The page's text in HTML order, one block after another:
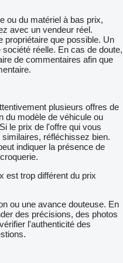
ou du matériel à bas prix,
avec un vendeur réel.
propriétaire que possible. Un
réelle. En cas de doute,
de commentaires afin que
plusieurs offres de
du modèle de véhicule ou
le prix de l'offre qui vous
réfléchissez bien.
indiquer la présence de
est trop différent du prix
ou une avance douteuse. En
des précisions, des photos
l'authenticité des